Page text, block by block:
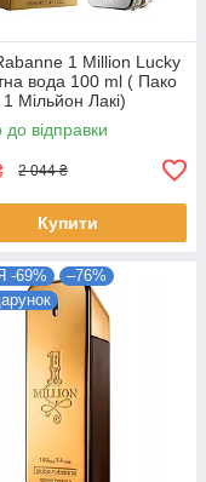
1 Million Lucky
вода 100 ml ( Пако
Мільйон Лакі)
до відправки
2 044 ₴
Купити
-69%
–76%